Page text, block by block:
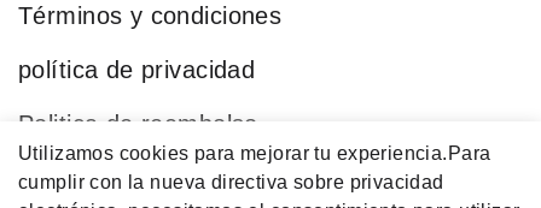
Utilizamos cookies para mejorar tu experiencia. Para
cumplir con la nueva directiva sobre privacidad
Términos y condiciones
política de privacidad
Politica de reembolso
Blog